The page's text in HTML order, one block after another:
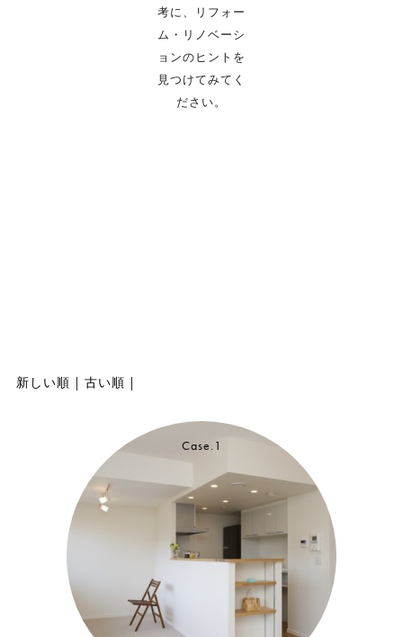
考に、リフォー
ム・リノベーシ
ョンのヒントを
見つけてみてく
ださい。
新しい順 | 古い順 |
Case.1